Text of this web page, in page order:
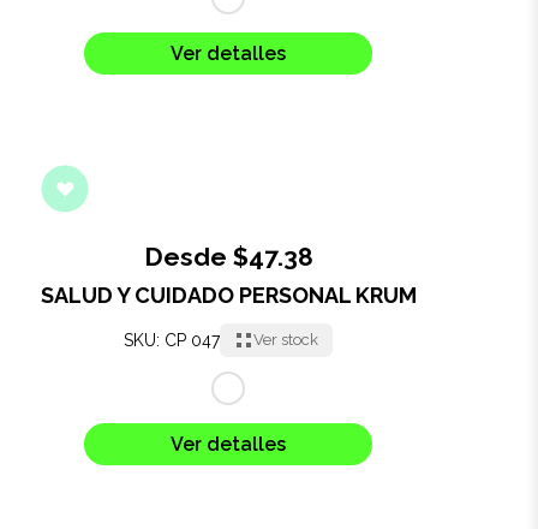
Ver detalles
Desde $47.38
SALUD Y CUIDADO PERSONAL KRUM
SKU: CP 047 Ver stock
Ver detalles